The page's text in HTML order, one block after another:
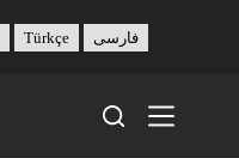
Türkçe فارسی